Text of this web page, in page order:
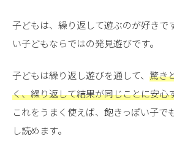
子どもは、繰り返して遊ぶのが好きで
い子どもならではの発見遊びです。
子どもは繰り返し遊びを通して、 驚き
く、繰り返して結果が同じことに安心
これをうまく使えば、飽きっぽい子で
し読めます。